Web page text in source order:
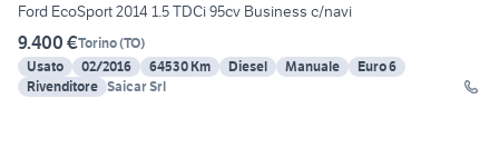
Ford EcoSport 2014 1.5 TDCi 95cv Business c/navi
9.400 €Torino(TO)
Usato
02/2016 64530 Km Diesel Manuale
Euro 6
Rivenditore Saicar Srl